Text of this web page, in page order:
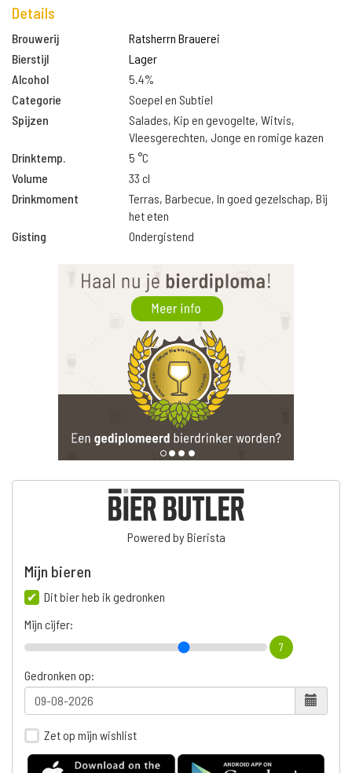
Details
Brouwerij
Ratsherrn Brauerei
Bierstijl
Lager
Alcohol
5.4%
Categorie
Soepel en Subtiel
Spijzen
Salades, Kip en gevogelte, Witvis,
Vleesgerechten, Jonge en romige kazen
Drinktemp.
5 °C
Volume
33 cl
Drinkmoment
Terras, Barbecue, In goed gezelschap, Bij
het eten
Gisting
Ondergistend
Powered by Bierista
Mijn bieren
Dit bier heb ik gedronken
Mijn cijfer:
7
Gedronken op:
Zet op mijn wishlist